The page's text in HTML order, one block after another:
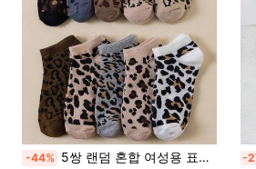
-44% 5쌍 랜덤 혼합 여성용 표범 무늬 짧은 양말, 캐주얼 로우컷 양말, 봄/여름 얇은 빈티지 다용도 학생 양말, 인스 스타일 개성 있는 보이지 않는 짧은 양말 -